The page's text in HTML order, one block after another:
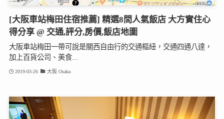
[大阪車站梅田住宿推薦] 精選8間人氣飯店 大方實住心
得分享 @ 交通,評分,房價,飯店地圖
大阪車站梅田一帶可說是關西自由行的交通樞紐，交通四通八達，
加上百貨公司、美食...
2019-03-26 大阪 Osaka